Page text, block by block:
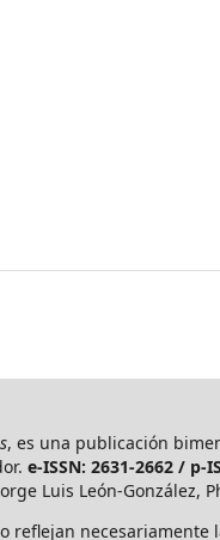
, es una publicación
e-ISSN: 2631-2662 / p-
Luis León-González,
reflejan